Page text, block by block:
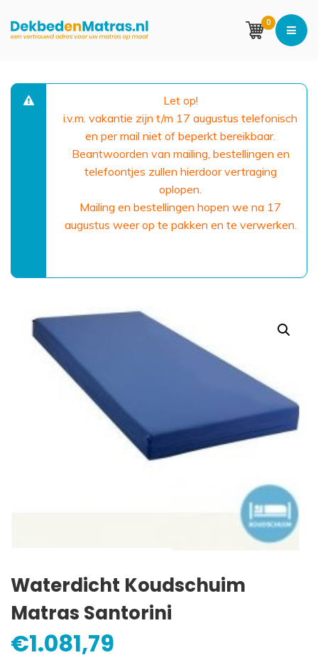
0
Let op!
i.v.m. vakantie zijn t/m 17 augustus telefonisch
en per mail niet of beperkt bereikbaar.
Beantwoorden van mailing, bestellingen en
telefoontjes zullen hierdoor vertraging
oplopen.
Mailing en bestellingen hopen we na 17
augustus weer op te pakken en te verwerken.
Waterdicht Koudschuim
Matras Santorini
€1.081,79